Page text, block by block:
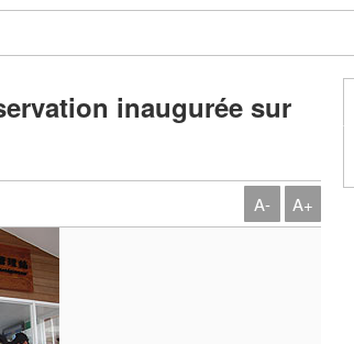
inaugurée sur
A- A+